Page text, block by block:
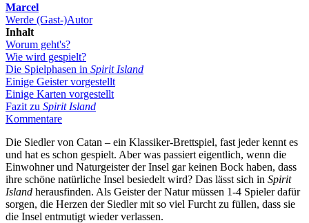
Marcel
Werde (Gast-)Autor
Inhalt
Worum geht's?
Wie wird gespielt?
Die Spielphasen in Spirit Island
Einige Geister vorgestellt
Einige Karten vorgestellt
Fazit zu Spirit Island
Kommentare
Die Siedler von Catan – ein Klassiker-Brettspiel, fast jeder kennt es
und hat es schon gespielt. Aber was passiert eigentlich, wenn die
Einwohner und Naturgeister der Insel gar keinen Bock haben, dass
ihre schöne natürliche Insel besiedelt wird? Das lässt sich in Spirit
Island herausfinden. Als Geister der Natur müssen 1-4 Spieler dafür
sorgen, die Herzen der Siedler mit so viel Furcht zu füllen, dass sie
die Insel entmutigt wieder verlassen.